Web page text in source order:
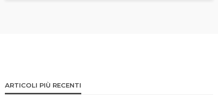
ARTICOLI PIÙ RECENTI